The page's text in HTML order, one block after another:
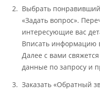
Выбрать
«Задать вопрос».
интересующие вас
Вписать информацию
Далее с вами
данные по запросу и
Заказать «Обратный